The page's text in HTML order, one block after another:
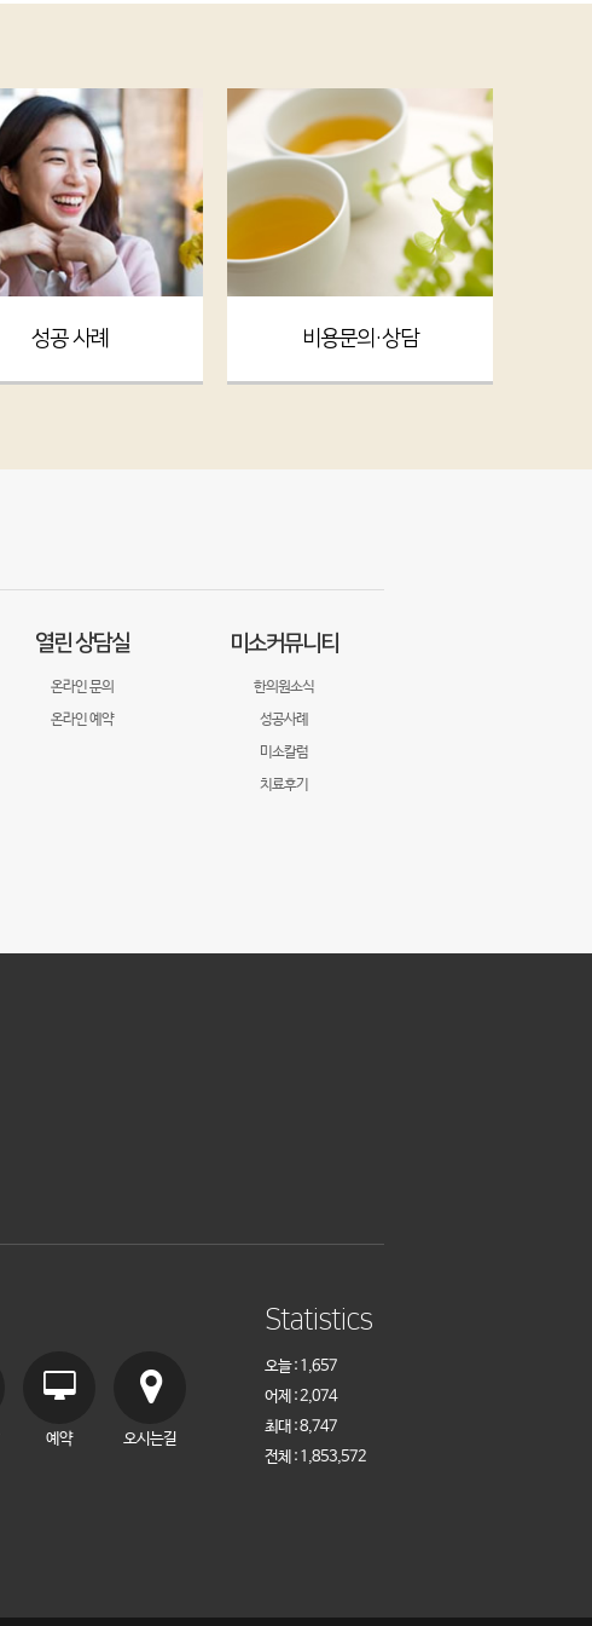
성공 사례 비용문의·상담
열린 상담실
온라인 문의
온라인 예약
미소커뮤니티
한의원소식
성공사례
미소칼럼
치료후기
예약 오시는길
Statistics
오늘 : 1,657
어제 : 2,074
최대 : 8,747
전체 : 1,853,572